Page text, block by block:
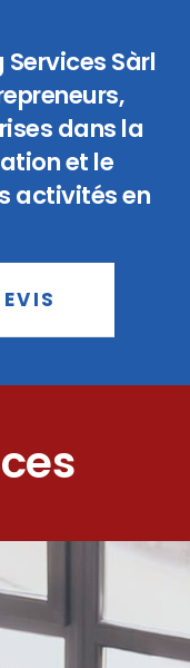
Sàrl
dans la
et le
activités en